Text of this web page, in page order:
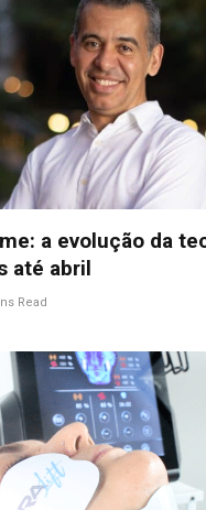
a evolução da
até abril
Read